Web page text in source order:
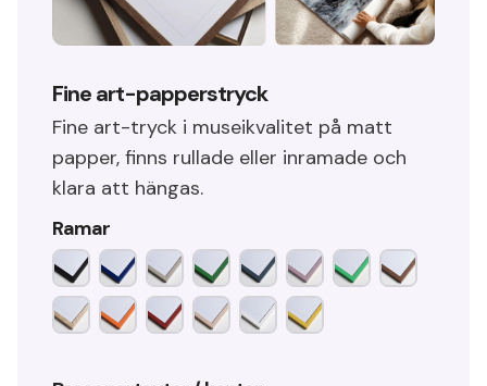
Fine art-papperstryck
Fine art-tryck i museikvalitet på matt
papper, finns rullade eller inramade och
klara att hängas.
Ramar